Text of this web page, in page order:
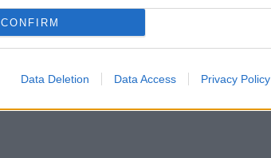
CONFIRM
Data Deletion Data Access Privacy Policy